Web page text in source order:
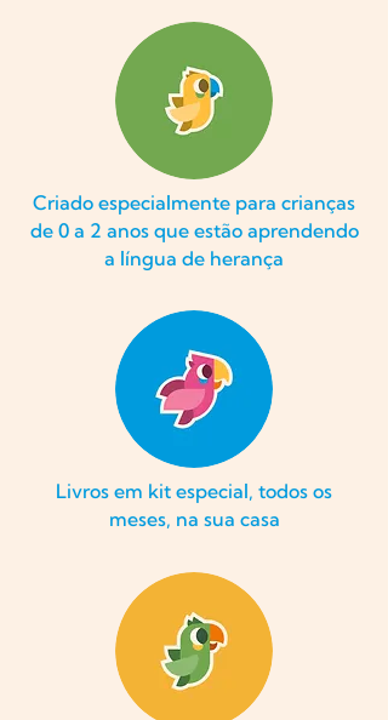
Criado especialmente para crianças
de 0 a 2 anos que estão aprendendo
a língua de herança
Livros em kit especial, todos os
meses, na sua casa